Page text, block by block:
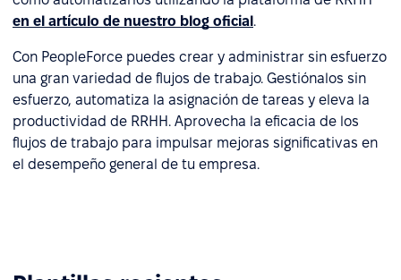
en el artículo de nuestro blog oficial.
Con PeopleForce puedes crear y administrar sin esfuerzo
una gran variedad de flujos de trabajo. Gestiónalos sin
esfuerzo, automatiza la asignación de tareas y eleva la
productividad de RRHH. Aprovecha la eficacia de los
flujos de trabajo para impulsar mejoras significativas en
el desempeño general de tu empresa.